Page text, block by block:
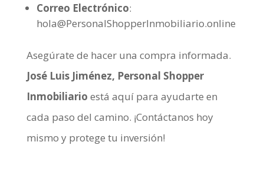
Correo Electrónico:
hola@PersonalShopperInmobiliario.online
Asegúrate de hacer una compra informada.
José Luis Jiménez, Personal Shopper
Inmobiliario está aquí para ayudarte en
cada paso del camino. ¡Contáctanos hoy
mismo y protege tu inversión!